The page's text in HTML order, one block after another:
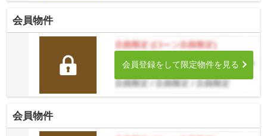
会員物件
会員登録をして限定物件を見る
会員物件